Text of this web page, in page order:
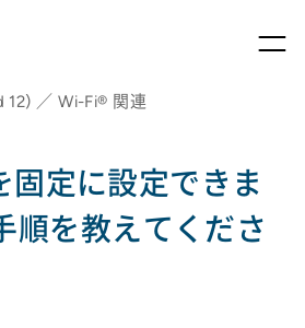
／ Wi-Fi® 関連
固定に設定できま
順を教えてくださ